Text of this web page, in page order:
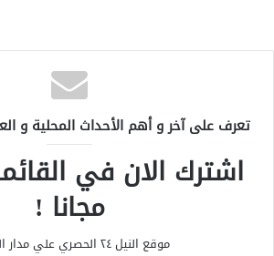
تعرف على آخر و أهم الأحداث المحلية و
اشترك الان في
مجانا !
موقع النيل ٢٤ الحصري علي مدار الساعة